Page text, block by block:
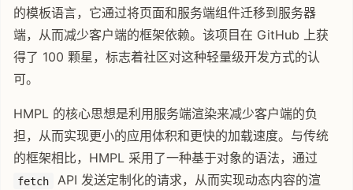
的模板语言，它通过将页面和服务端组件迁移到服务器
端，从而减少客户端的框架依赖。该项目在 GitHub 上获
得了 100 颗星，标志着社区对这种轻量级开发方式的认
可。
HMPL 的核心思想是利用服务端渲染来减少客户端的负
担，从而实现更小的应用体积和更快的加载速度。与传统
的框架相比，HMPL 采用了一种基于对象的语法，通过
fetch
API 发送定制化的请求，从而实现动态内容的渲